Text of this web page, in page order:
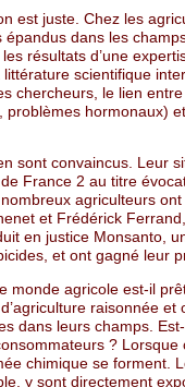
est juste. Chez les
dans les
résultats d’une
scientifique
chercheurs, le lien
hormonaux) et
sont convaincus. Leur
France 2 au titre
agriculteurs ont
et Frédérick
en justice Monsanto,
et ont gagné leur
monde agricole est-il
raisonnée et
dans leurs champs.
? Lorsque
chimique se forment.
y sont directement